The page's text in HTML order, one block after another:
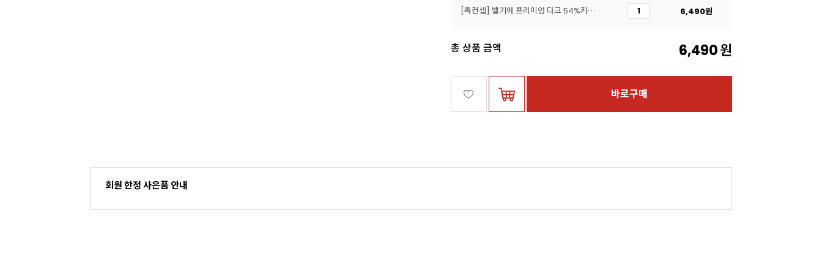
[촉컨셉] 벨기에 프리미엄 다크 54%커버춰 초콜릿(200g/커버처) 6,490원
총 상품 금액 6,490원
바로구매
회원 한정 사은품 안내